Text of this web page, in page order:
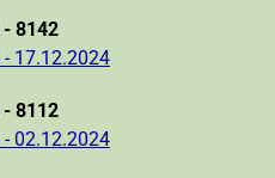
8142
17.12.2024
8112
02.12.2024